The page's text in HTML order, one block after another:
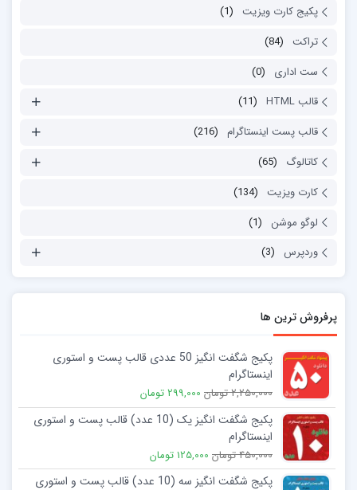
پکیج کارت ویزیت
(1)
تراکت
(84)
ست اداری
(0)
قالب HTML
(11)
قالب پست اینستاگرام (216)
کاتالوگ
(65)
کارت ویزیت
(134)
لوگو موشن
(1)
وردپرس
(3)
پرفروش ترین ها
پکیج شگفت انگیز 50 عددی قالب پست و استوری
اینستاگرام
2,250,000 تومان 299,000 تومان
پکیج شگفت انگیز یک (10 عدد) قالب پست و استوری
اینستاگرام
450,000 تومان 125,000 تومان
پکیج شگفت انگیز سه (10 عدد) قالب پست و استوری